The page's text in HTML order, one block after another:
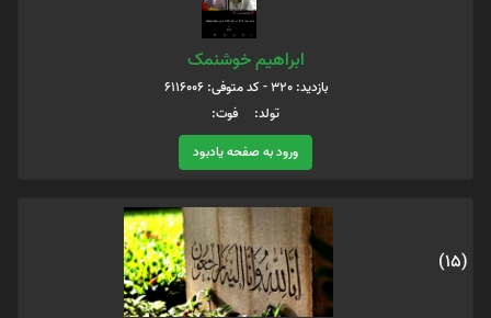
ابراهیم خوشنمک
بازدید: 320 - کد متوفی: 6116006
تولد: فوت:
ورود به صفحه یادبود
(15)